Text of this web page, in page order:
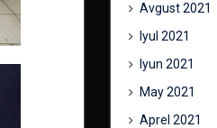
Avgust 2021
Iyul 2021
Iyun 2021
May 2021
Aprel 2021